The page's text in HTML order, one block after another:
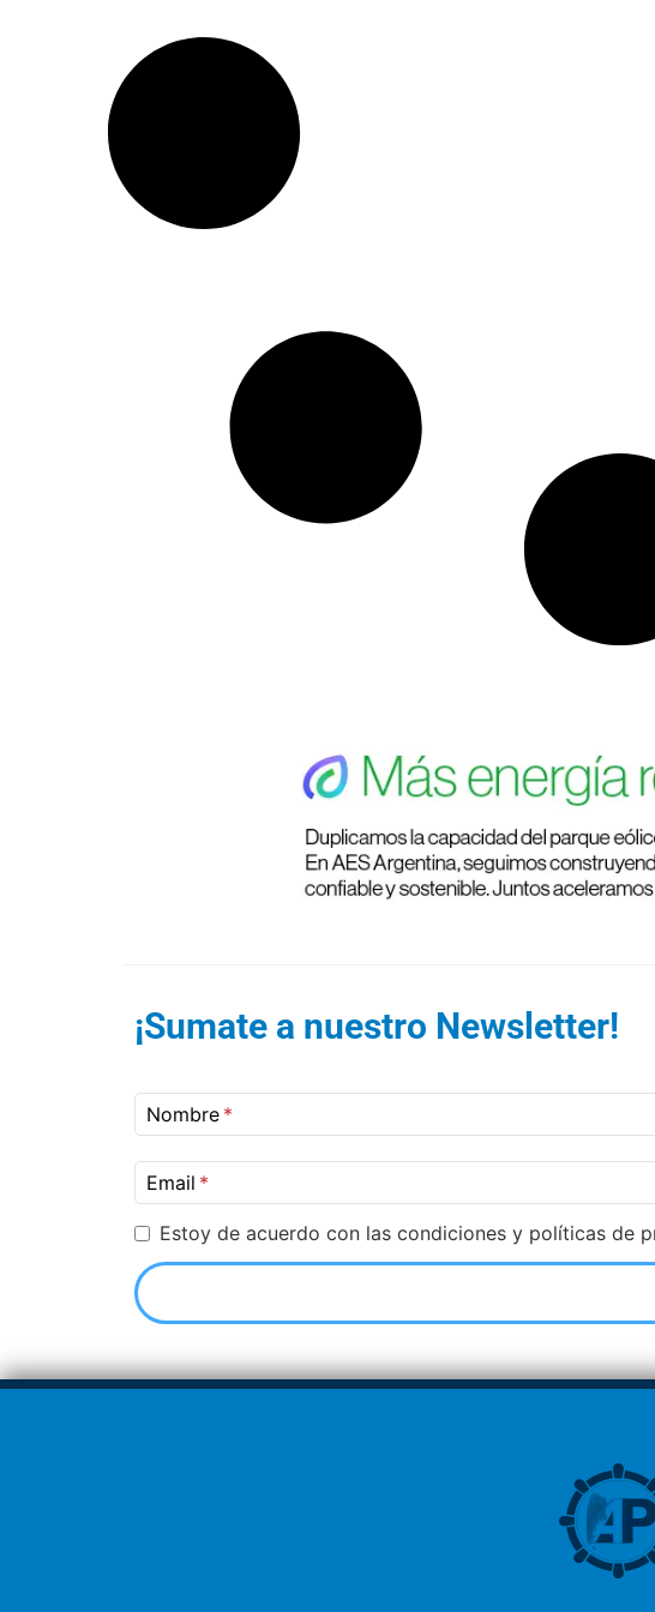
¡Sumate a nuestro Newsletter!
Nombre
Email
Estoy de acuerdo con las condiciones y políticas de